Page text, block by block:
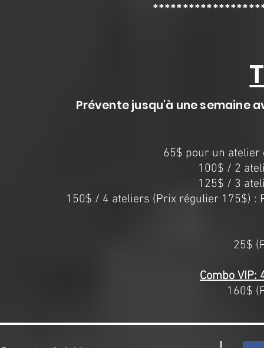
Prévente jusqu'à une semaine
65$ pour un
100$ / 2
125$ / 3
150$ / 4 ateliers (Prix régulier 175$) :
25$
Combo VIP:
160$